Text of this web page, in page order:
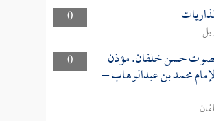
0
0
حسن خلفان. مؤذن
محمد بن عبدالوهاب –